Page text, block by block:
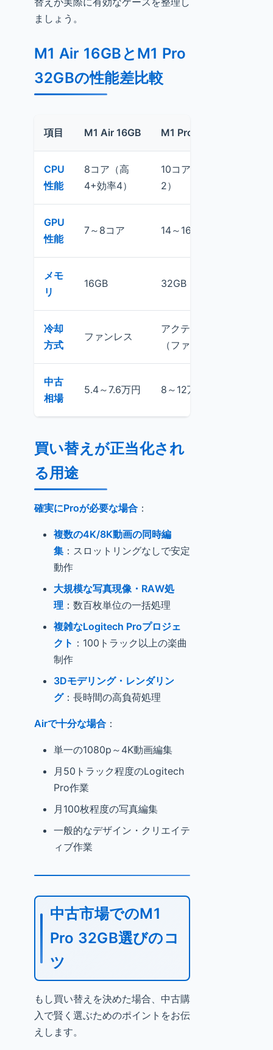
ましょう。
M1 Air 16GBとM1 Pro
32GBの性能差比較
項目 M1 Air 16GB M1 Pro 32GB
CPU
性能
8コア（高
4+効率4）
10コア（高8+効率
2）
GPU
性能
7～8コア 14～16コア
メモ
リ
16GB 32GB
冷却
方式
ファンレス
アクティブ冷却
（ファン搭載）
中古
相場
5.4～7.6万円 8～12万円
買い替えが正当化され
る用途
確実にProが必要な場合 ：
複数の4K/8K動画の同時編
集 ：スロットリングなしで安定
動作
大規模な写真現像・RAW処
理 ：数百枚単位の一括処理
複雑なLogitech Proプロジェ
クト ：100トラック以上の楽曲
制作
3Dモデリング・レンダリン
グ：長時間の高負荷処理
Airで十分な場合 ：
単一の1080p～4K動画編集
月50トラック程度のLogitech
Pro作業
月100枚程度の写真編集
一般的なデザイン・クリエイテ
ィブ作業
中古市場でのM1
Pro 32GB選びのコ
ツ
もし買い替えを決めた場合、中古購
入で賢く選ぶためのポイントをお伝
えします。